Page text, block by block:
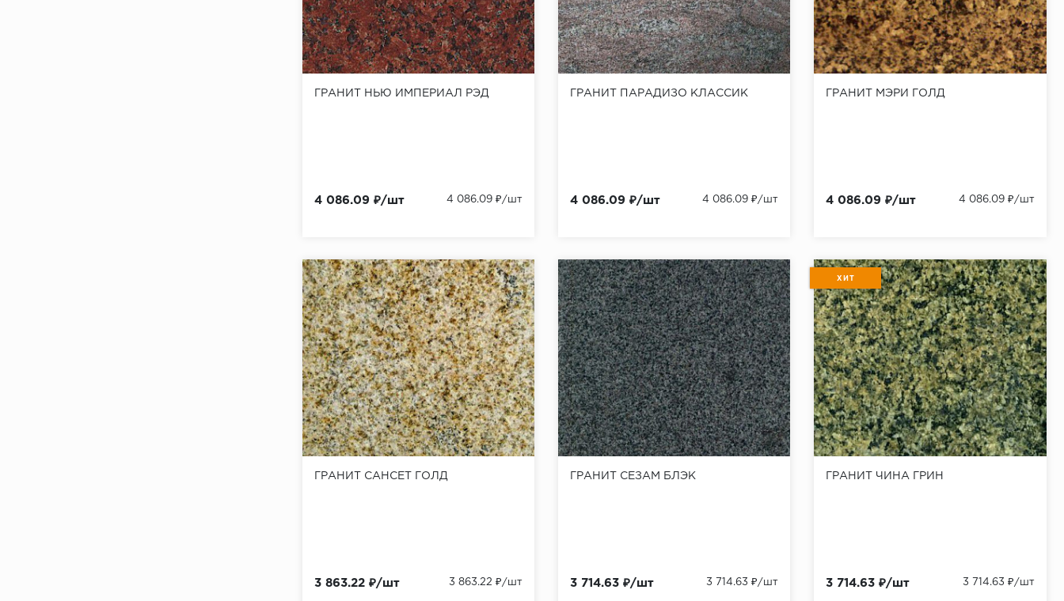
ГРАНИТ НЬЮ ИМПЕРИАЛ РЭД
4 086.09 ₽/шт 4 086.09 ₽/шт
ГРАНИТ ПАРАДИЗО КЛАССИК
4 086.09 ₽/шт 4 086.09 ₽/шт
ГРАНИТ МЭРИ ГОЛД
4 086.09 ₽/шт 4 086.09 ₽/шт
ГРАНИТ САНСЕТ ГОЛД
3 863.22 ₽/шт 3 863.22 ₽/шт
ГРАНИТ СЕЗАМ БЛЭК
3 714.63 ₽/шт 3 714.63 ₽/шт
ХИТ
ГРАНИТ ЧИНА ГРИН
3 714.63 ₽/шт 3 714.63 ₽/шт